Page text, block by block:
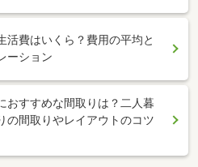
活費はいくら？費用の平均と
ーション
おすすめな間取りは？二人暮
の間取りやレイアウトのコツ